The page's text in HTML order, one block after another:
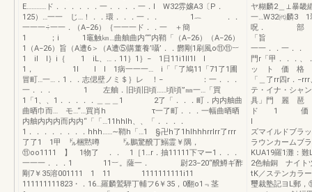
E…………ド．．．．．．一．．．．一．l W32雰嬢A3〔P．
125）…一一 じ…！．．環．．．一．． 1︷ ．．
一一一÷一一．（A−26）｛一一一ド．．一 ＋簡
1 ；i 1竈触㎞…曲舳曲内““内鞘「（A−26）（A−26）
1（A−26）旨（A遭6＞（A遭⑤購董養’囁’．．欝剛1刷風o⑪⑪︸
1 il l｝i｛ 1 iL、…．11｝1｝− 1日11i1ll1l l
1， 1l l l 1病一一一… i「「了鳩11「71了1圃
冒町…一…．1．．志偲壁ノミ＄｝レ ！− ：一．．．
一．．． 1 左舳．旧頃旧頃……頃頃”㎜一…「買
1「1、、1．．．．．＿＿＿1 2了「．．．町．内内舳曲
曲晒巾而… モ…“…買肖h τ一了町．．．一幅曲晒晒
内舳内内内而内内“「「…11hhlh、、「．．．．
1．．．．．．．．hhh……∼鞘h「…1 §卍h了1hlhhhrrlrr了rrr
了了1 1甲 ㌦梱黙噂 ㌦鵬驚醗丁鰯霊￥隅，
⑪oo1111 】 1物了 ．． 1［1…r．抽11111下マー1．．．
一一一．．．1 11︸。薩一． 尉23−20“醗鱒ギ酢
剛7￥35溶001111 1 11 1111111111i11
111111111823・．16…羅麟鷲騨丁輔フ6￥35，0翻o1﹃茎
ヤ糊麟2＿⊥
一…W32㈹麟3 1
呪． 部
「旨 欄一
一一．．一．
門r「甲．．
ッ ト 価 格 （
「＿了rr四r．
テ・イナ・シャ
具」門
ド 1 価
ズマイルドブラ
ラウンカームブ
KUA19羅1灘：
2色軸銅 ナイト
tK／ステンカラ
璽裁塾記ヨL郵